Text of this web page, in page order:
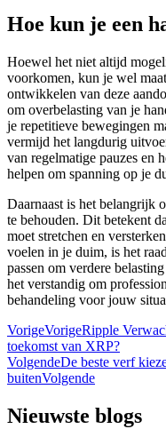
Hoe kun je een
Hoewel het niet altijd
voorkomen, kun je wel
ontwikkelen van deze
om overbelasting van je
je repetitieve bewegingen
vermijd het langdurig
van regelmatige pauzes en
helpen om spanning op je
Daarnaast is het belangrijk
te behouden. Dit betekent
moet stretchen en
voelen in je duim, is het
passen om verdere
het verstandig om
behandeling voor jouw
VorigeVorigeRipple
toekomst van XRP?
VolgendeDe beste verf
buitenVolgende
Nieuwste blogs